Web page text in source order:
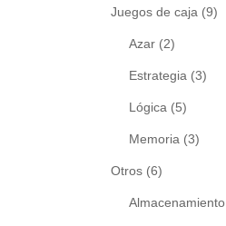
Juegos de caja (9)
Azar (2)
Estrategia (3)
Lógica (5)
Memoria (3)
Otros (6)
Almacenamiento